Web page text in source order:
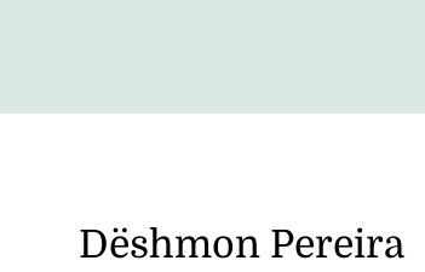
Dëshmon Pereira